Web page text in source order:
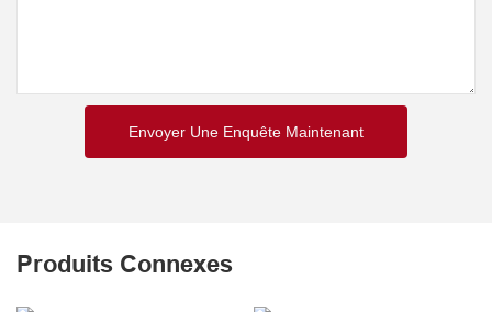
Envoyer Une Enquête Maintenant
Produits Connexes